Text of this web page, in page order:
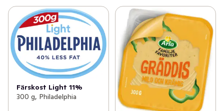
Färskost Light 11%
300 g, Philadelphia